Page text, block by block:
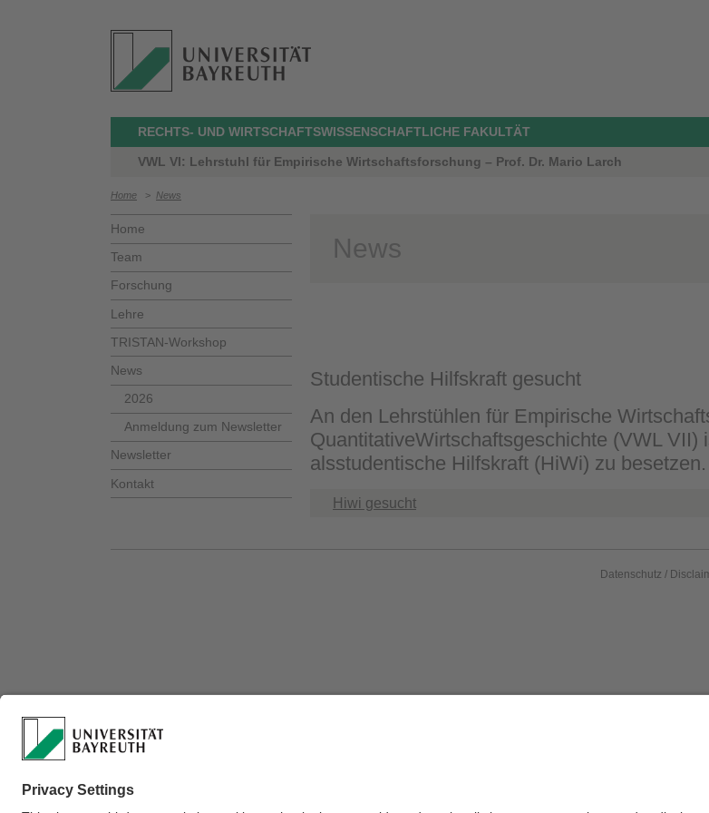
RECHTS- UND WIRTSCHAFTSWISSENSCHAFTLICHE FAKULTÄT
VWL VI: Lehrstuhl für Empirische Wirtschaftsforschung – Prof. Dr. Mario Larch
Home > News
Home
Team
Forschung
Lehre
TRISTAN-Workshop
News
2026
Anmeldung zum Newsletter
Newsletter
Kontakt
News
Studentische Hilfskraft gesucht
An den Lehrstühlen für Empirische
QuantitativeWirtschaftsgeschichte (VWL
alsstudentische Hilfskraft (HiWi) zu besetzen.
Hiwi gesucht
Datenschutz /